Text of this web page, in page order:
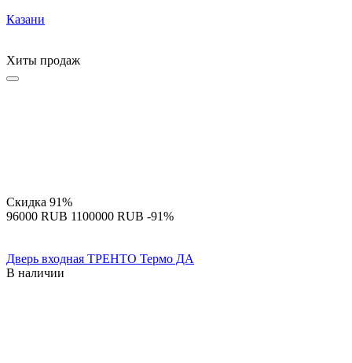
Казани
Хиты продаж
Скидка 91%
‍96000‍ RUB ‍1100000‍ RUB -91%
Дверь входная ТРЕНТО Термо ДА
В наличии